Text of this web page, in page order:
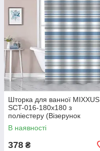
Шторка для ванної MIXXUS
SCT-016-180x180 з
поліестеру (Візерунок
"Смужка" біло-блакитна)
(AC3586)
В наявності
378 ₴